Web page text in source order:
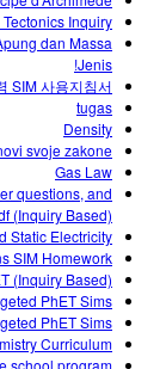
Tectonics Inquiry
dan Massa
Jenis!
SIM 사용지침서
tugas
Density
svoje zakone ?
Gas Law
questions, and
(Inquiry Based)
Static Electricity
SIM Homework
(Inquiry Based)
PhET Sims
PhET Sims
Curriculum
school program?